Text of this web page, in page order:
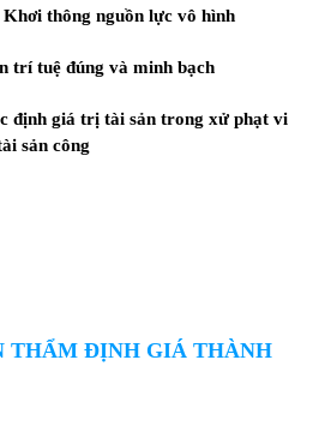
thông nguồn lực vô hình
trí tuệ đúng và minh bạch
định giá trị tài sản trong xử phạt vi
sản công
THẨM ĐỊNH GIÁ THÀNH